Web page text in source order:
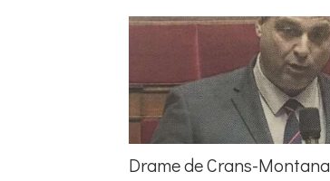
Drame de Crans-Montana